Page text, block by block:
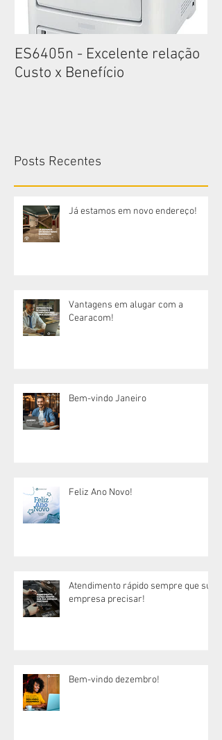
ES6405n - Excelente relação
Custo x Benefício
Posts Recentes
Já estamos em novo endereço!
Vantagens em alugar com a
Cearacom!
Bem-vindo Janeiro
Feliz Ano Novo!
Atendimento rápido sempre que sua
empresa precisar!
Bem-vindo dezembro!